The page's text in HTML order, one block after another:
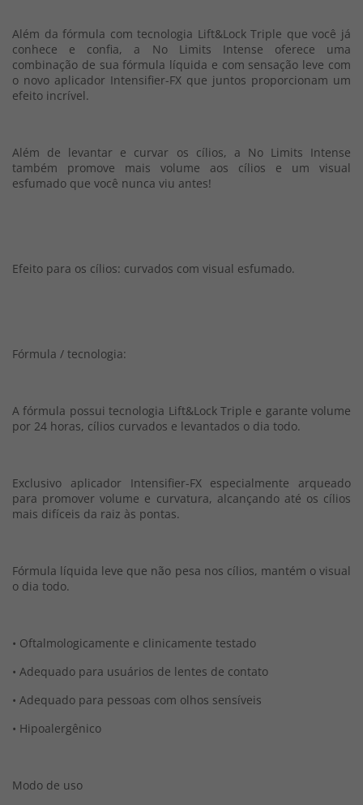
Além da fórmula com tecnologia Lift&Lock Triple que você já
conhece e confia, a No Limits Intense oferece uma
combinação de sua fórmula líquida e com sensação leve com
o novo aplicador Intensifier-FX que juntos proporcionam um
efeito incrível.
Além de levantar e curvar os cílios, a No Limits Intense
também promove mais volume aos cílios e um visual
esfumado que você nunca viu antes!
Efeito para os cílios: curvados com visual esfumado.
Fórmula / tecnologia:
A fórmula possui tecnologia Lift&Lock Triple e garante volume
por 24 horas, cílios curvados e levantados o dia todo.
Exclusivo aplicador Intensifier-FX especialmente arqueado
para promover volume e curvatura, alcançando até os cílios
mais difíceis da raiz às pontas.
Fórmula líquida leve que não pesa nos cílios, mantém o visual
o dia todo.
• Oftalmologicamente e clinicamente testado
• Adequado para usuários de lentes de contato
• Adequado para pessoas com olhos sensíveis
• Hipoalergênico
Modo de uso